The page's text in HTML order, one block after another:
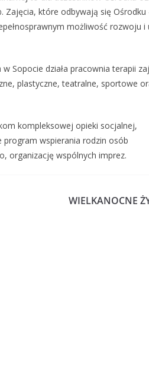
Zajęcia, które odbywają się Ośrodku
możliwość rozwoju i
Sopocie działa pracownia terapii
plastyczne, teatralne, sportowe
kompleksowej opieki socjalnej,
program wspierania rodzin osób
organizację wspólnych imprez.
WIELKANOCNE